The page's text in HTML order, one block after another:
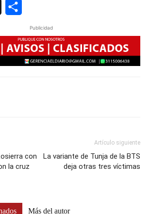
Publicidad
con
la cruz
Artículo siguiente
La variante de Tunja de la BTS
deja otras tres víctimas
Más del autor